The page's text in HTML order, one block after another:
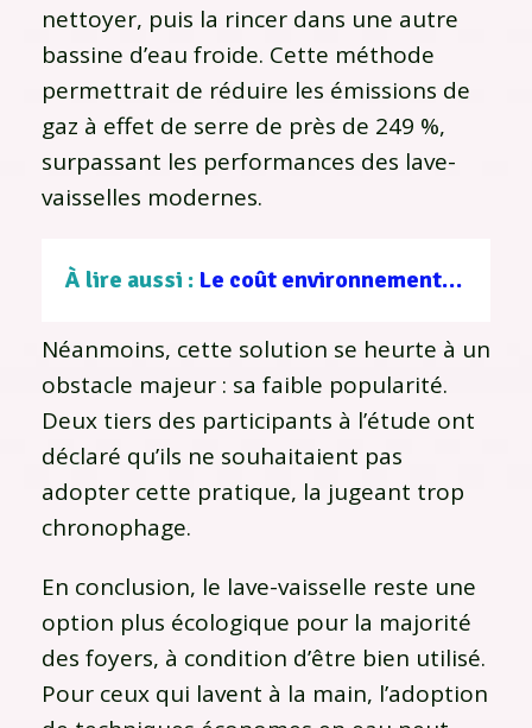
nettoyer, puis la rincer dans une autre
bassine d’eau froide. Cette méthode
permettrait de réduire les émissions de
gaz à effet de serre de près de 249 %,
surpassant les performances des lave-
vaisselles modernes.
À lire aussi : Le coût environnemental des retours produits dans le commerce en ligne
Néanmoins, cette solution se heurte à un
obstacle majeur : sa faible popularité.
Deux tiers des participants à l’étude ont
déclaré qu’ils ne souhaitaient pas
adopter cette pratique, la jugeant trop
chronophage.
En conclusion, le lave-vaisselle reste une
option plus écologique pour la majorité
des foyers, à condition d’être bien utilisé.
Pour ceux qui lavent à la main, l’adoption